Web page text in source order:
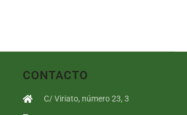
CONTACTO
C/ Viriato, número 23, 3